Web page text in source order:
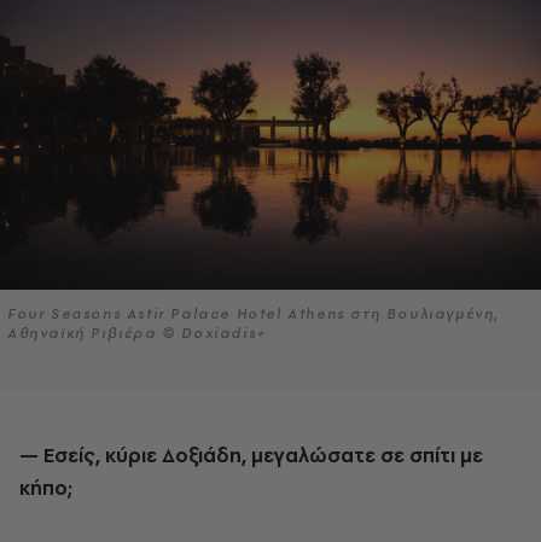
Four Seasons Astir Palace Hotel Athens στη Βουλιαγμένη,
Αθηναϊκή Ριβιέρα © Doxiadis+
— Εσείς, κύριε Δοξιάδη, μεγαλώσατε σε σπίτι με
κήπο;